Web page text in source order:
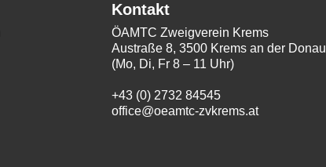
Kontakt
ÖAMTC Zweigverein Krems
Austraße 8, 3500 Krems an der Donau
(Mo, Di, Fr 8 – 11 Uhr)
+43 (0) 2732 84545
office@oeamtc-zvkrems.at